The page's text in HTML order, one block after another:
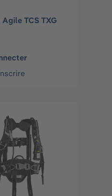
TCS TXG